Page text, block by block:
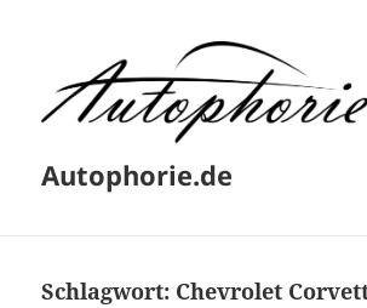
Autophorie.de
Schlagwort: Chevrolet